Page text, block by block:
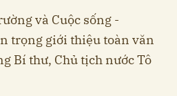
và Cuộc sống -
trọng giới thiệu toàn văn
Bí thư, Chủ tịch nước Tô